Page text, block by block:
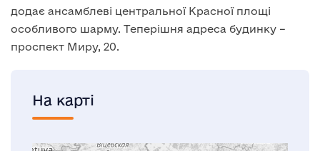
додає ансамблеві центральної Красної площі
особливого шарму. Теперішня адреса будинку –
проспект Миру, 20.
На карті